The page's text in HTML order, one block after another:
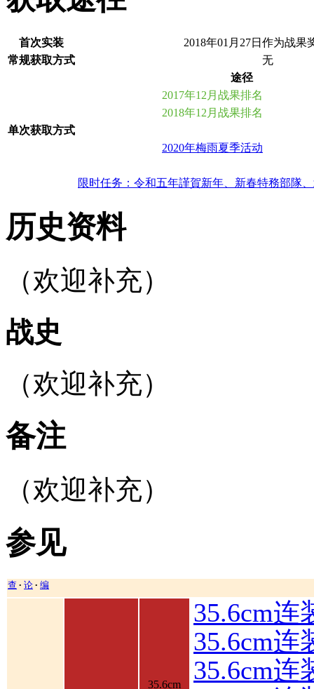
首次实装
2018年01月27日作为战果
常规获取方式
无
单次获取方式
途径
2017年12月战果排名
2018年12月战果排名
2020年梅雨夏季活动
限时任务：令和五年謹賀新年、新春特務部隊
历史资料
（欢迎补充）
战史
（欢迎补充）
备注
（欢迎补充）
参见
查 • 论 • 编
35.6cm
35.6cm连
35.6cm连
35.6cm连